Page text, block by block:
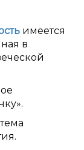
имеется
в